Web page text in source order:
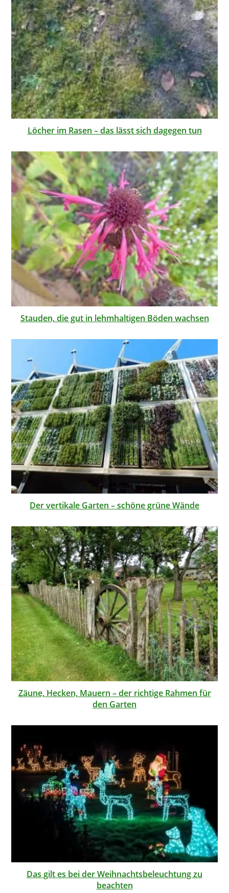
Löcher im Rasen – das lässt sich dagegen tun
Stauden, die gut in lehmhaltigen Böden wachsen
Der vertikale Garten – schöne grüne Wände
Zäune, Hecken, Mauern – der richtige Rahmen für
den Garten
Das gilt es bei der Weihnachtsbeleuchtung zu
beachten